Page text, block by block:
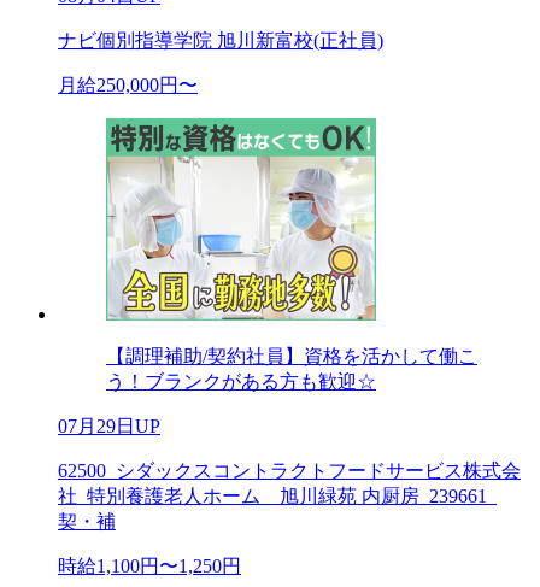
ナビ個別指導学院 旭川新富校(正社員)
月給250,000円〜
【調理補助/契約社員】資格を活かして働こ
う！ブランクがある方も歓迎☆
07月29日UP
62500_シダックスコントラクトフードサービス株式会
社_特別養護老人ホーム 旭川緑苑 内厨房_239661_
契・補
時給1,100円〜1,250円